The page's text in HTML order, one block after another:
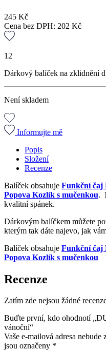
245 Kč
Cena bez DPH: 202 Kč
12
Dárkový balíček na zklidnění
Není skladem
Informujte mě
Popis
Složení
Recenze
Balíček obsahuje Funkční čaj
Popova Kozlík s mučenkou.
kvalitní spánek.
Dárkovým balíčkem můžete
kterým tak dáte najevo, jak
Balíček obsahuje Funkční čaj
Popova Kozlík s mučenkou
Recenze
Zatím zde nejsou žádné
Buďte první, kdo ohodnotí
vánoční“
Vaše e-mailová adresa nebude
jsou označeny *